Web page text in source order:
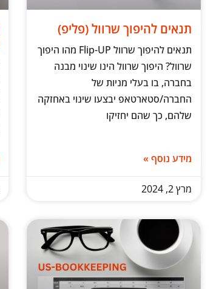
תנאים להיפוך שרוול (פליפ)
תנאים להיפוך שרוול Flip-UP מהו היפוך
שרוול? היפוך שרוול הינו שינוי מבנה
בחברה, בו בעלי מניות של
החברה/סטארטאפ יבצעו שינוי באחזקה
שלהם, כך שהם יחזיקו
מידע נוסף »
מרץ 2, 2024